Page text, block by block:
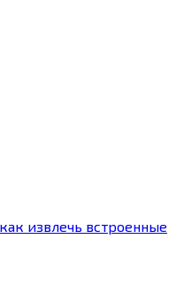
извлечь встроенные